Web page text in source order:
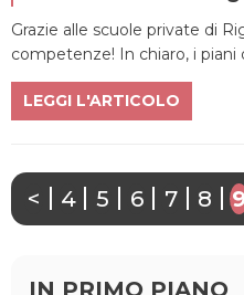
Grazie alle scuole private di
competenze! In chiaro, i piani
LEGGI L'ARTICOLO
< 4 5 6 7 8 9
IN PRIMO PIANO